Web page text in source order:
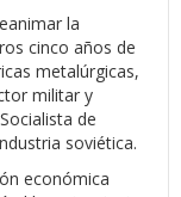
la
cinco años de
metalúrgicas,
militar y
de
soviética.
económica